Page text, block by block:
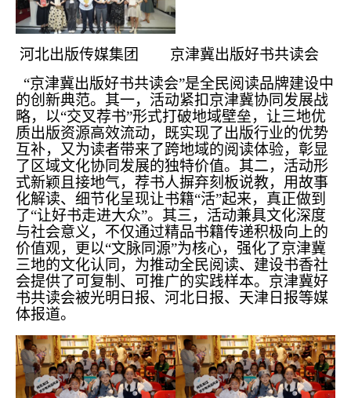
河北出版传媒集团 京津冀出版好书共读会
“京津冀出版好书共读会”是全民阅读品牌建设中
的创新典范。其一，活动紧扣京津冀协同发展战
略，以“交叉荐书”形式打破地域壁垒，让三地优
质出版资源高效流动，既实现了出版行业的优势
互补，又为读者带来了跨地域的阅读体验，彰显
了区域文化协同发展的独特价值。其二，活动形
式新颖且接地气，荐书人摒弃刻板说教，用故事
化解读、细节化呈现让书籍“活”起来，真正做到
了“让好书走进大众”。其三，活动兼具文化深度
与社会意义，不仅通过精品书籍传递积极向上的
价值观，更以“文脉同源”为核心，强化了京津冀
三地的文化认同，为推动全民阅读、建设书香社
会提供了可复制、可推广的实践样本。京津冀好
书共读会被光明日报、河北日报、天津日报等媒
体报道。